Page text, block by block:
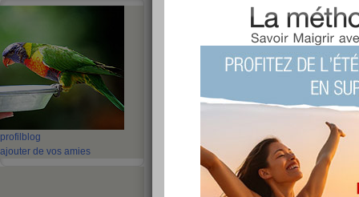
profil blog
ajouter de vos amies
>
Blog de fitneess
3 4
retour apres
publié le 07/04/2010 à 12:27